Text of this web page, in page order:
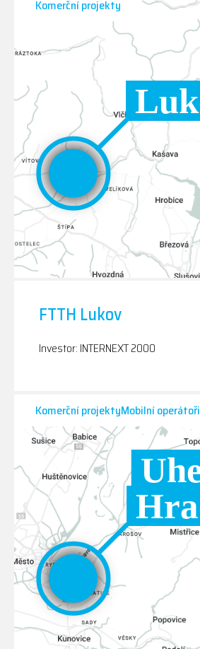
Komerční projekty
FTTH Lukov
Investor: INTERNEXT 2000
Komerční projektyMobilní operátoři